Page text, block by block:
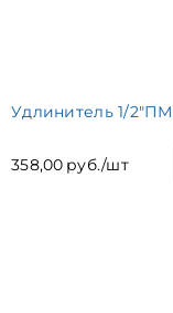
Удлинитель 1/
358,00 руб./шт